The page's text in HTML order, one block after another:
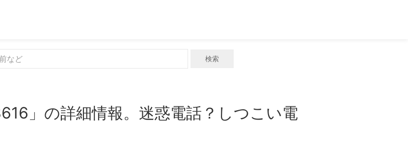
検索
」の詳細情報。迷惑電話？しつこい電